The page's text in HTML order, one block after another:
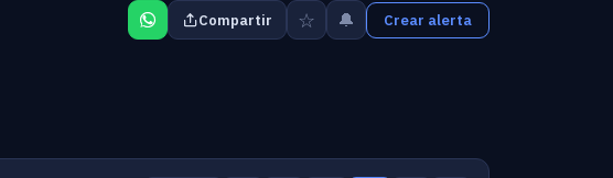
Compartir ☆ 🔔 Crear alerta